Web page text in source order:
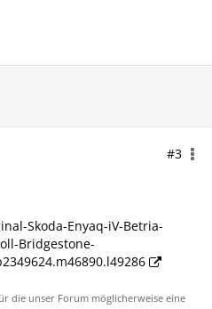
#3
Skoda-Enyaq-iV-Betria-
Bridgestone-
die unser Forum möglicherweise eine